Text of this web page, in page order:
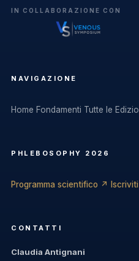
IN COLLABORAZIONE CON
NAVIGAZIONE
Home Fondamenti Tutte le
PHLEBOSOPHY 2026
Programma scientifico ↗
CONTATTI
Claudia Antignani